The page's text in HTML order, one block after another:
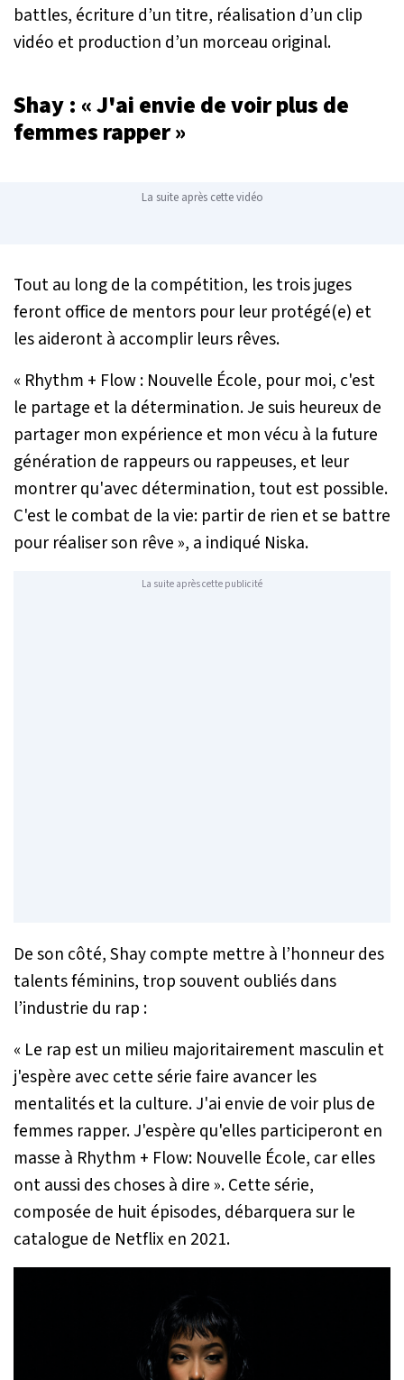
battles, écriture d’un titre, réalisation d’un clip
vidéo et production d’un morceau original.
Shay : «J'ai envie de voir plus de
femmes rapper »
La suite après cette vidéo
Tout au long de la compétition, les trois juges
feront office de mentors pour leur protégé(e) et
les aideront à accomplir leurs rêves.
« Rhythm + Flow : Nouvelle École, pour moi, c'est
le partage et la détermination. Je suis heureux de
partager mon expérience et mon vécu à la future
génération de rappeurs ou rappeuses, et leur
montrer qu'avec détermination, tout est possible.
C'est le combat de la vie: partir de rien et se battre
pour réaliser son rêve », a indiqué Niska.
La suite après cette publicité
De son côté, Shay compte mettre à l’honneur des
talents féminins, trop souvent oubliés dans
l’industrie du rap :
« Le rap est un milieu majoritairement masculin et
j'espère avec cette série faire avancer les
mentalités et la culture. J'ai envie de voir plus de
femmes rapper. J'espère qu'elles participeront en
masse à Rhythm + Flow: Nouvelle École, car elles
ont aussi des choses à dire ». Cette série,
composée de huit épisodes, débarquera sur le
catalogue de Netflix en 2021.